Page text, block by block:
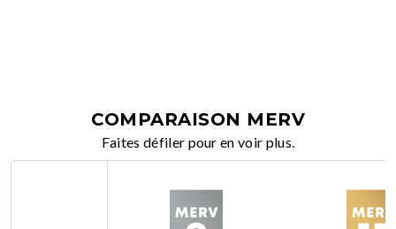
COMPARAISON MERV
Faites défiler pour en voir plus.